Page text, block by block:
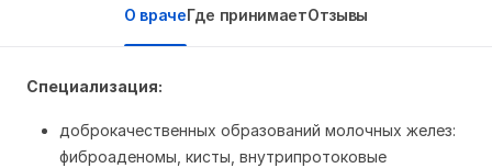
О врачеГде принимаетОтзывы
Специализация:
доброкачественных образований молочных желез:
фиброаденомы, кисты, внутрипротоковые